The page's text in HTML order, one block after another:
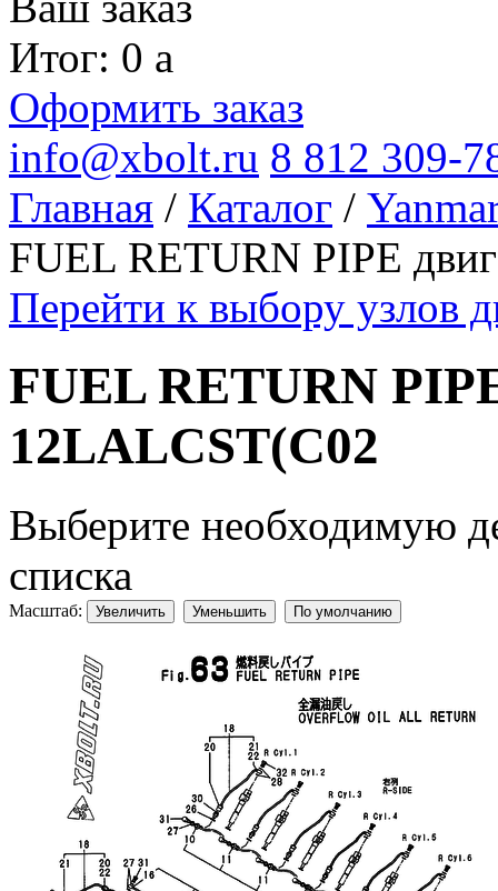
Итог: 0 a
Оформить заказ
info@xbolt.ru 8 812 309-
Главная / Каталог /
FUEL RETURN PIPE
Перейти к выбору узлов
FUEL RETURN
12LALCST(C02
Выберите необходимую
списка
Масштаб: Увеличить Уменьшить По умолчанию